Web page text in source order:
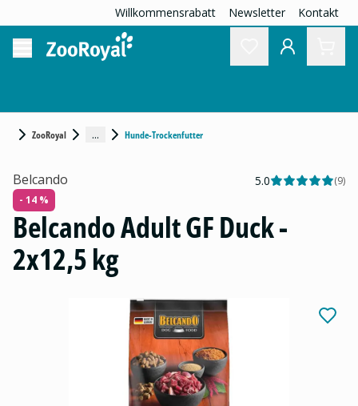
Willkommensrabatt Newsletter Kontakt
ZooRoyal ... Hunde-Trockenfutter
Belcando 5.0 (9)
- 14 %
Belcando Adult GF Duck -
2x12,5 kg